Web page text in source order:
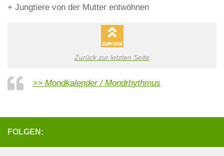
+ Jungtiere von der Mutter entwöhnen
Zurück zur letzten Seite
>> Mondkalender / Mondrhythmus
FOLGEN: